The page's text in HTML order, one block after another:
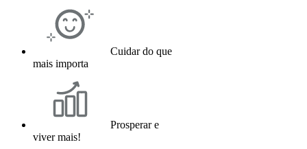
Cuidar do que
mais importa
Prosperar e
viver mais!